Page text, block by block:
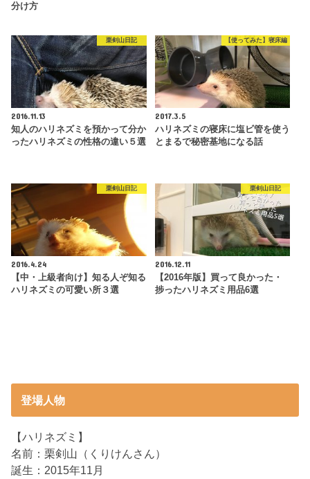
分け方
栗剣山日記
2016.11.13
知人のハリネズミを預かって分か
ったハリネズミの性格の違い５選
【使ってみた】寝床編
2017.3.5
ハリネズミの寝床に塩ビ管を使う
とまるで秘密基地になる話
栗剣山日記
2016.4.24
【中・上級者向け】知る人ぞ知る
ハリネズミの可愛い所３選
栗剣山日記
2016.12.11
【2016年版】買って良かった・
捗ったハリネズミ用品6選
登場人物
【ハリネズミ】
名前：栗剣山（くりけんさん）
誕生：2015年11月